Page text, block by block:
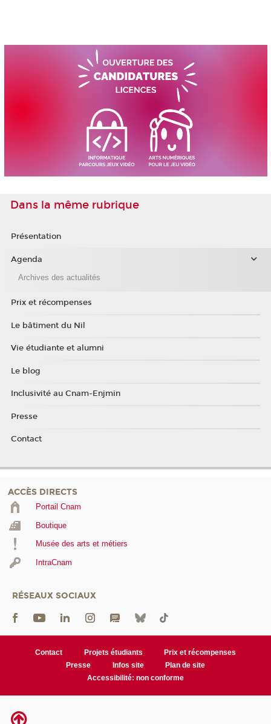
Dans la même rubrique
Présentation
Agenda
Archives des actualités
Prix et récompenses
Le bâtiment du Nil
Vie étudiante et alumni
Le blog
Inclusivité au Cnam-Enjmin
Presse
Contact
ACCÈS DIRECTS
Portail Cnam
Boutique
Musée des arts et métiers
IntraCnam
RÉSEAUX SOCIAUX
Contact Projets étudiants
Prix et récompenses
Presse
Infos site
Plan de site
Accessibilité: non conforme